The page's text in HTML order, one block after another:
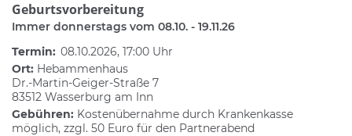
Geburtsvorbereitung
Immer donnerstags vom 08.10. - 19.11.26
Termin: 08.10.2026, 17:00 Uhr
Ort: Hebammenhaus
Dr.-Martin-Geiger-Straße 7
83512 Wasserburg am Inn
Gebühren: Kostenübernahme durch Krankenkasse
möglich, zzgl. 50 Euro für den Partnerabend